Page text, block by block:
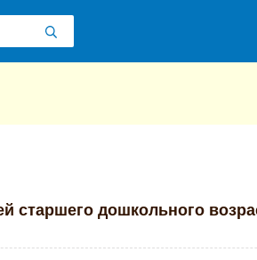
старшего дошкольного